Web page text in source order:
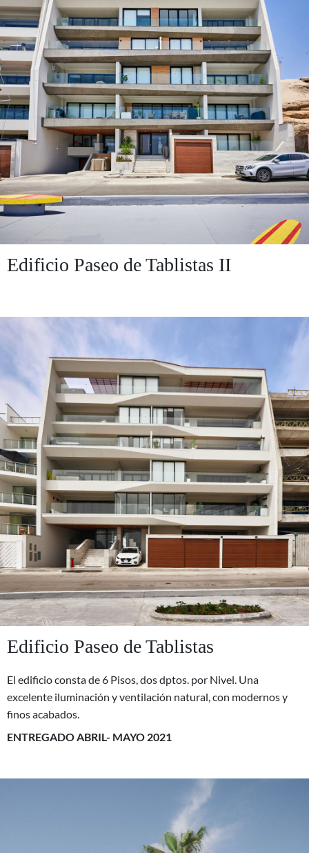
Edificio Paseo de Tablistas II
Edificio Paseo de Tablistas
El edificio consta de 6 Pisos, dos dptos. por Nivel. Una
excelente iluminación y ventilación natural, con modernos y
finos acabados.
ENTREGADO ABRIL- MAYO 2021